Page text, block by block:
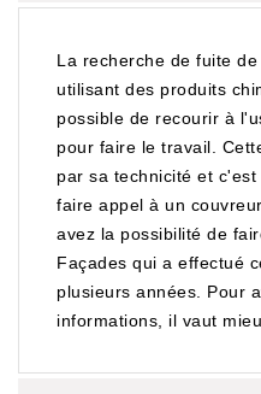
La recherche de fuite
utilisant des produits
possible de recourir à
pour faire le travail.
par sa technicité et
faire appel à un
avez la possibilité de
Façades qui a effectué
plusieurs années. Pour
informations, il vaut